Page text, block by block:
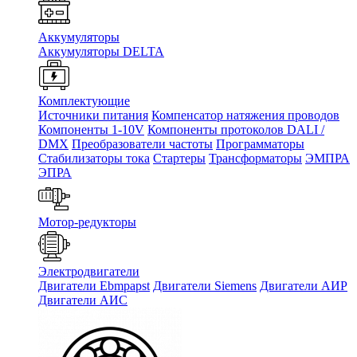
Аккумуляторы
Аккумуляторы DELTA
Комплектующие
Источники питания Компенсатор натяжения проводов
Компоненты 1-10V Компоненты протоколов DALI /
DMX Преобразователи частоты Программаторы
Стабилизаторы тока Стартеры Трансформаторы ЭМПРА
ЭПРА
Мотор-редукторы
Электродвигатели
Двигатели Ebmpapst Двигатели Siemens Двигатели АИР
Двигатели АИС